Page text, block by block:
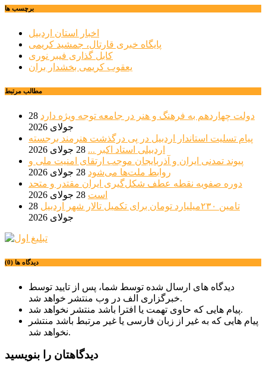
برچسب ها
اخبار استان اردبیل
پایگاه خبری قارتال، جمشید کریمی
کابل گذاری فیبر نوری
یعقوب کریمی بخشدار بران
مطالب مرتبط
دولت چهاردهم به فرهنگ و هنر در جامعه توجه ویژه دارد 28
جولای 2026
پیام تسلیت استاندار اردبیل در پی درگذشت هنرمند برجسته
اردبیلی استاد اکبر ... 28 جولای 2026
پیوند تمدنی ایران و آذربایجان موجب ارتقای امنیت ملی و
روابط ملت‌ها می‌شود 28 جولای 2026
دوره صفویه نقطه عطف شکل‌گیری ایران مقتدر و متحد
است 28 جولای 2026
تامین ۲۳۰میلیارد تومان برای تکمیل تالار شهر اردبیل
28
جولای 2026
دیدگاه ها (0)
دیدگاه های ارسال شده توسط شما، پس از تایید توسط
خبرگزاری الف در وب منتشر خواهد شد.
پیام هایی که حاوی تهمت یا افترا باشد منتشر نخواهد شد.
پیام هایی که به غیر از زبان فارسی یا غیر مرتبط باشد منتشر
نخواهد شد.
دیدگاهتان را بنویسید